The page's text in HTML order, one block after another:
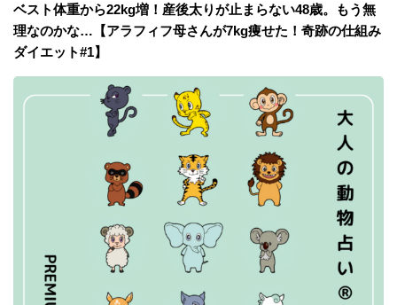
ベスト体重から22kg増！産後太りが止まらない48歳。もう無
理なのかな…【アラフィフ母さんが7kg痩せた！奇跡の仕組み
ダイエット#1】